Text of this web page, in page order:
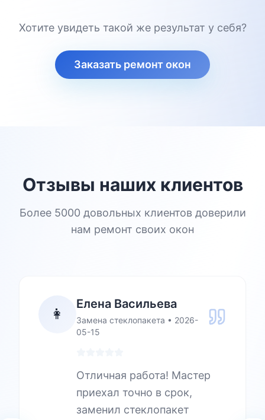
Хотите увидеть такой же результат у себя?
Заказать ремонт окон
Отзывы наших клиентов
Более 5000 довольных клиентов доверили
нам ремонт своих окон
👩
Елена Васильева
Замена стеклопакета • 2026-
05-15
Отличная работа! Мастер
приехал точно в срок,
заменил стеклопакет